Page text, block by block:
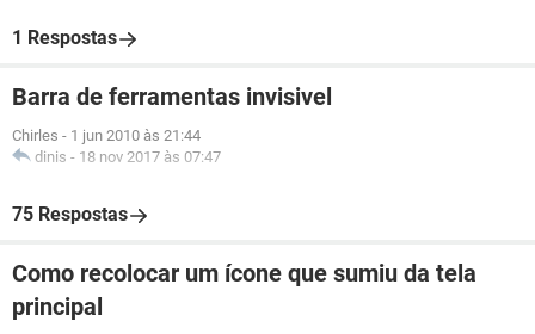
1 Respostas
Barra de ferramentas invisivel
Chirles - 1 jun 2010 às 21:44
dinis - 18 nov 2017 às 07:47
75 Respostas
Como recolocar um ícone que sumiu da tela
principal